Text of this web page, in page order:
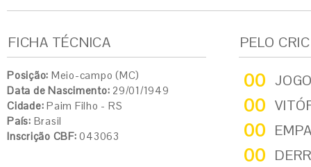
FICHA TÉCNICA
Posição: Meio-campo (MC)
Data de Nascimento: 29/01/1949
Cidade: Paim Filho - RS
País: Brasil
Inscrição CBF: 043063
PELO
00
00
00
00